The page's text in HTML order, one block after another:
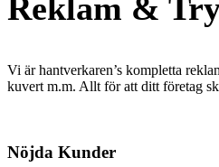
Reklam &
Vi är hantverkaren’s kompletta
kuvert m.m. Allt för att ditt företag
Nöjda Kunder